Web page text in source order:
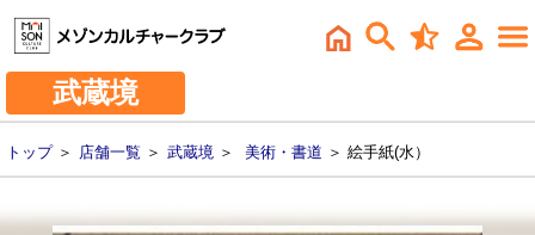
武蔵境
トップ＞ 店舗一覧 ＞ 武蔵境 ＞ 美術・書道 ＞ 絵手紙(水）